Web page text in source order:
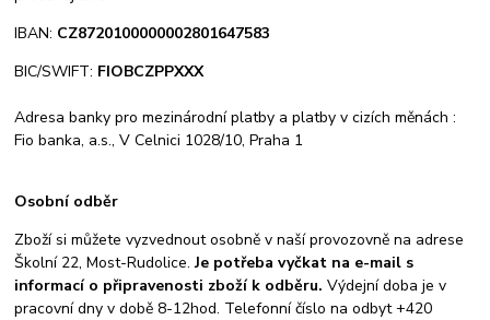
IBAN: CZ8720100000002801647583
BIC/SWIFT: FIOBCZPPXXX
Adresa banky pro mezinárodní platby a platby v cizích měnách :
Fio banka, a.s., V Celnici 1028/10, Praha 1
Osobní odběr
Zboží si můžete vyzvednout osobně v naší provozovně na adrese
Školní 22, Most-Rudolice.Je potřeba vyčkat na e-mail s
informací o připravenosti zboží k odběru. Výdejní doba je v
pracovní dny v době 8-12hod. Telefonní číslo na odbyt +420